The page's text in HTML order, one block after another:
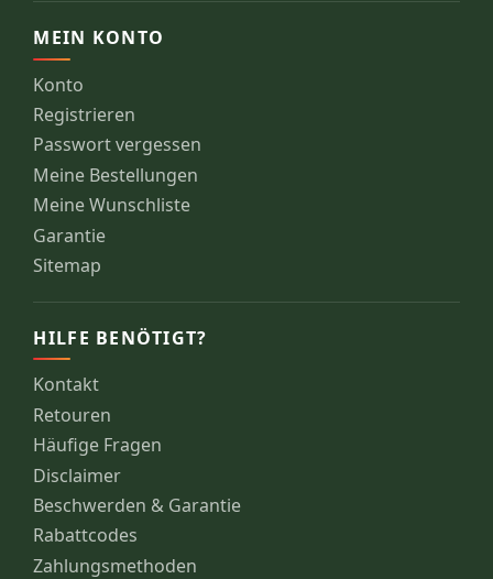
MEIN KONTO
Konto
Registrieren
Passwort vergessen
Meine Bestellungen
Meine Wunschliste
Garantie
Sitemap
HILFE BENÖTIGT?
Kontakt
Retouren
Häufige Fragen
Disclaimer
Beschwerden & Garantie
Rabattcodes
Zahlungsmethoden